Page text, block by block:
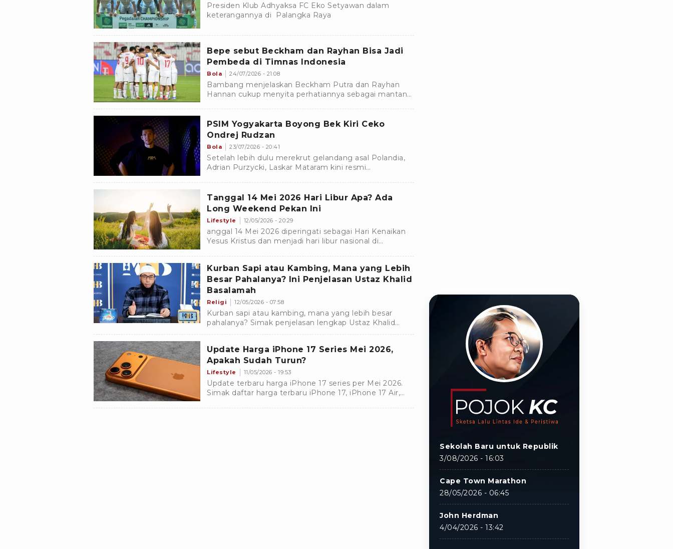
Presiden Klub Adhyaksa FC Eko Setyawan dalam
keterangannya di Palangka Raya
Bepe sebut Beckham dan Rayhan Bisa Jadi
Pembeda di Timnas Indonesia
Bola 24/07/2026 - 21:08
Bambang menjelaskan Beckham Putra dan Rayhan
Hannan cukup menyita perhatiannya sebagai mantan
PSIM Yogyakarta Boyong Bek Kiri Ceko
Ondrej Rudzan
Bola 23/07/2026 - 20:41
Setelah lebih dulu merekrut gelandang asal Polandia,
Adrian Purzycki, Laskar Mataram kini resmi
Tanggal 14 Mei 2026 Hari Libur Apa? Ada
Long Weekend Pekan Ini
Lifestyle 12/05/2026 - 20:29
anggal 14 Mei 2026 diperingati sebagai Hari Kenaikan
Yesus Kristus dan menjadi hari libur nasional di
Kurban Sapi atau Kambing, Mana yang Lebih
Besar Pahalanya? Ini Penjelasan Ustaz Khalid
Basalamah
Religi 12/05/2026 - 07:58
Kurban sapi atau kambing, mana yang lebih besar
pahalanya? Simak penjelasan lengkap Ustaz Khalid
Basalamah tentang hewan kurban paling afdal
Update Harga iPhone 17 Series Mei 2026,
Apakah Sudah Turun?
Lifestyle 11/05/2026 - 19:53
Update terbaru harga iPhone 17 series per Mei 2026.
Simak daftar harga terbaru iPhone 17, iPhone 17 Air,
Sekolah Baru untuk Republik
3/08/2026 - 16:03
Cape Town Marathon
28/05/2026 - 06:45
John Herdman
4/04/2026 - 13:42